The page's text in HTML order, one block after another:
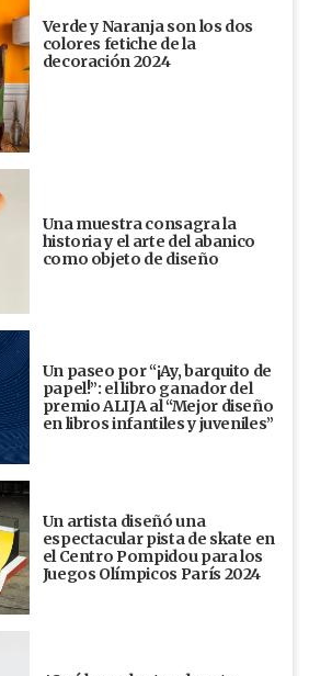
Verde y Naranja son los dos
colores fetiche de la
decoración 2024
Una muestra consagra la
historia y el arte del abanico
como objeto de diseño
Un paseo por “¡Ay, barquito de
papel!”: el libro ganador del
premio ALIJA al “Mejor diseño
en libros infantiles y juveniles”
Un artista diseñó una
espectacular pista de skate en
el Centro Pompidou para los
Juegos Olímpicos París 2024